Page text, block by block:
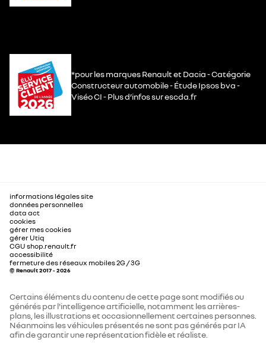
*pour les marques Renault et Dacia - Catégorie
Constructeur automobile - Étude Ipsos bva -
Viséo CI - Plus d’infos sur escda.fr
informations légales site
données personnelles
data act
cookies
gérer mes cookies
gérer Utiq
CGU shop.renault.fr
accessibilité
fermeture des réseaux mobiles 2G / 3G
© Renault 2017 - 2026
Certains éléments du contenu de cette page sont modifiés ou
générés par l'intelligence artificielle, notamment les arrières-
plans, les illustrations et occasionnellement certaines personnes.
Néanmoins les véhicules présentés ne sont pas générés par IA
afin de garantir une représentation fidèle et réaliste.